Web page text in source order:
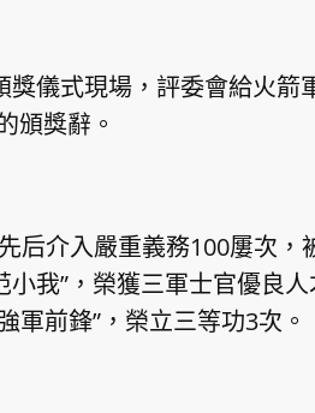
儀式現場，評委會給火箭
頒獎辭。
介入嚴重義務100屢次，
我”，榮獲三軍士官優良
軍前鋒”，榮立三等功3次。